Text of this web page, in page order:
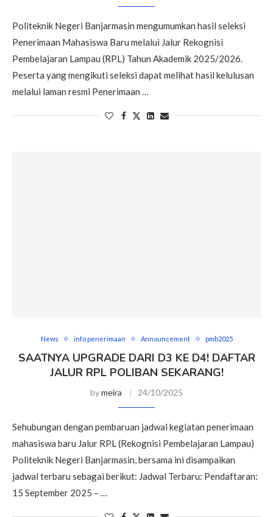
Politeknik Negeri Banjarmasin mengumumkan hasil seleksi
Penerimaan Mahasiswa Baru melalui Jalur Rekognisi
Pembelajaran Lampau (RPL) Tahun Akademik 2025/2026.
Peserta yang mengikuti seleksi dapat melihat hasil kelulusan
melalui laman resmi Penerimaan …
News info penerimaan Announcement pmb2025
SAATNYA UPGRADE DARI D3 KE D4! DAFTAR
JALUR RPL POLIBAN SEKARANG!
bymeira 24/10/2025
Sehubungan dengan pembaruan jadwal kegiatan penerimaan
mahasiswa baru Jalur RPL (Rekognisi Pembelajaran Lampau)
Politeknik Negeri Banjarmasin, bersama ini disampaikan
jadwal terbaru sebagai berikut: Jadwal Terbaru: Pendaftaran:
15 September 2025 – …